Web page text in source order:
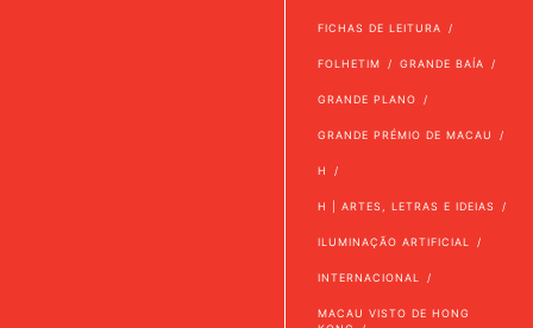
FICHAS DE LEITURA
FOLHETIM GRANDE BAÍA
GRANDE PLANO
GRANDE PRÉMIO DE MACAU
H
H | ARTES, LETRAS E IDEIAS
ILUMINAÇÃO ARTIFICIAL
INTERNACIONAL
MACAU VISTO DE HONG